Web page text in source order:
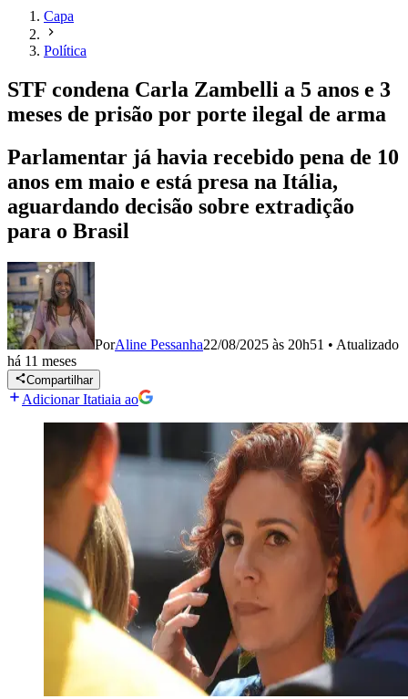
Capa
Política
STF condena Carla Zambelli a 5 anos e 3
meses de prisão por porte ilegal de arma
Parlamentar já havia recebido pena de 10
anos em maio e está presa na Itália,
aguardando decisão sobre extradição
para o Brasil
PorAline Pessanha22/08/2025 às 20h51 • Atualizado
há 11 meses
Compartilhar
Adicionar Itatiaia ao